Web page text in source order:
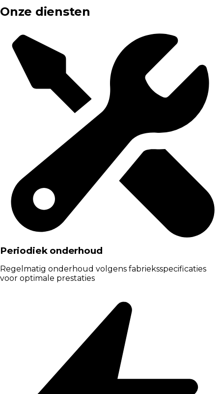
Onze diensten
Periodiek onderhoud
Regelmatig onderhoud volgens fabrieksspecificaties
voor optimale prestaties